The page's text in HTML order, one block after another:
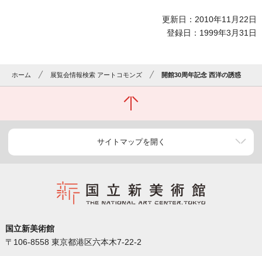
更新日：2010年11月22日
登録日：1999年3月31日
ホーム 展覧会情報検索 アートコモンズ 開館30周年記念 西洋の誘惑
サイトマップを開く
国立新美術館
〒106-8558 東京都港区六本木7-22-2